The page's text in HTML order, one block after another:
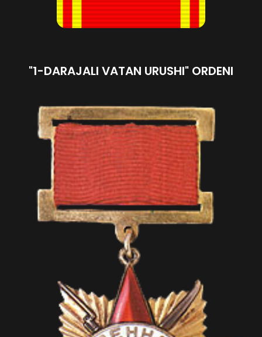
"1-DARAJALI VATAN URUSHI" ORDENI